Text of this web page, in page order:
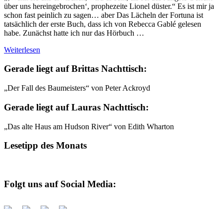
über uns hereingebrochen‘, prophezeite Lionel düster.“ Es ist mir ja
schon fast peinlich zu sagen… aber Das Lächeln der Fortuna ist
tatsächlich der erste Buch, dass ich von Rebecca Gablé gelesen
habe. Zunächst hatte ich nur das Hörbuch …
Weiterlesen
Gerade liegt auf Brittas Nachttisch:
„Der Fall des Baumeisters“ von Peter Ackroyd
Gerade liegt auf Lauras Nachttisch:
„Das alte Haus am Hudson River“ von Edith Wharton
Lesetipp des Monats
Folgt uns auf Social Media: